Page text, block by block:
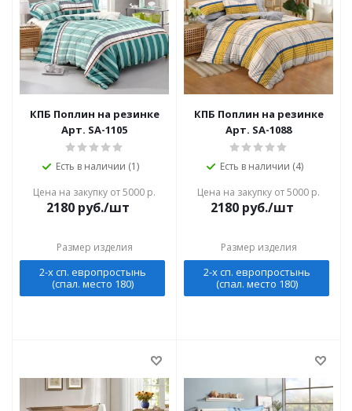
КПБ Поплин на резинке
Арт. SA-1105
Есть в наличии (1)
Цена на закупку от 5000 р.
2180 руб./шт
Размер изделия
2-х сп. европростынь
(спал. место 180)
КПБ Поплин на резинке
Арт. SA-1088
Есть в наличии (4)
Цена на закупку от 5000 р.
2180 руб./шт
Размер изделия
2-х сп. европростынь
(спал. место 180)